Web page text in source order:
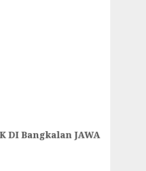
DI Bangkalan JAWA